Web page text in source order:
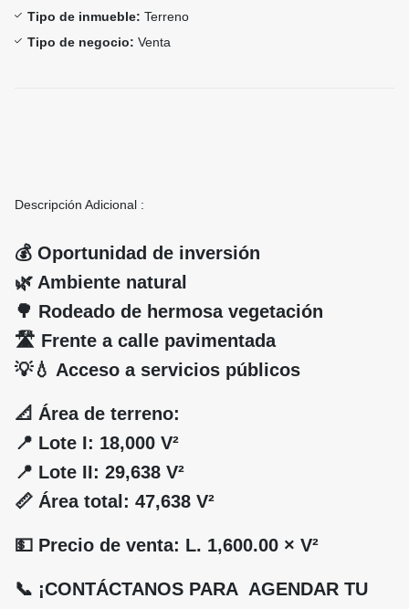
Tipo de inmueble: Terreno
Tipo de negocio: Venta
Descripción Adicional :
💰 Oportunidad de inversión
🌿 Ambiente natural
🌳 Rodeado de hermosa vegetación
🛣️ Frente a calle pavimentada
💡💧 Acceso a servicios públicos
📐 Área de terreno:
📍 Lote I: 18,000 V²
📍 Lote II: 29,638 V²
📏 Área total: 47,638 V²
💵 Precio de venta: L. 1,600.00 × V²
📞 ¡CONTÁCTANOS PARA AGENDAR TU